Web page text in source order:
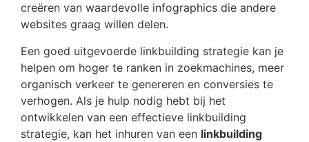
creëren van waardevolle infographics die andere
websites graag willen delen.
Een goed uitgevoerde linkbuilding strategie kan je
helpen om hoger te ranken in zoekmachines, meer
organisch verkeer te genereren en conversies te
verhogen. Als je hulp nodig hebt bij het
ontwikkelen van een effectieve linkbuilding
strategie, kan het inhuren van een linkbuilding